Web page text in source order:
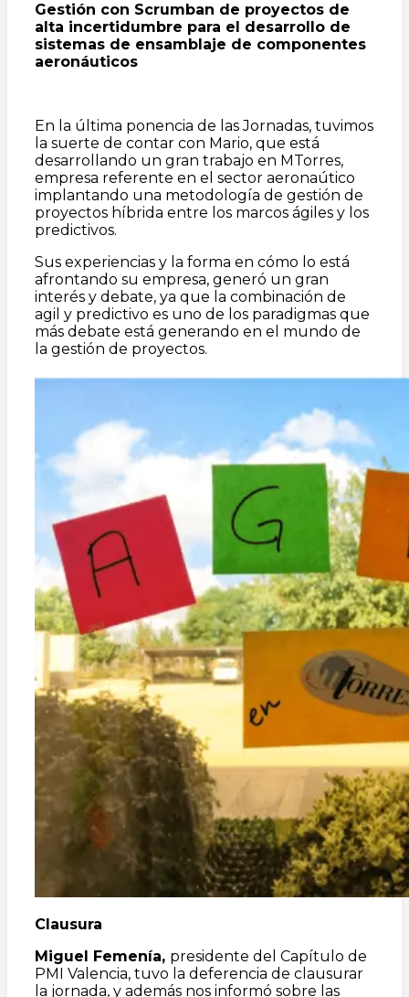
Gestión con Scrumban de proyectos de
alta incertidumbre para el desarrollo de
sistemas de ensamblaje de componentes
aeronáuticos
En la última ponencia de las Jornadas, tuvimos
la suerte de contar con Mario, que está
desarrollando un gran trabajo en MTorres,
empresa referente en el sector aeronaútico
implantando una metodología de gestión de
proyectos híbrida entre los marcos ágiles y los
predictivos.
Sus experiencias y la forma en cómo lo está
afrontando su empresa, generó un gran
interés y debate, ya que la combinación de
agil y predictivo es uno de los paradigmas que
más debate está generando en el mundo de
la gestión de proyectos.
Clausura
Miguel Femenía, presidente del Capítulo de
PMI Valencia, tuvo la deferencia de clausurar
la jornada, y además nos informó sobre las